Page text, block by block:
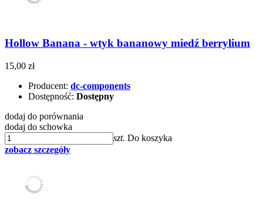
Hollow Banana - wtyk bananowy miedź berrylium
15,00 zł
Producent: dc-components
Dostępność: Dostępny
dodaj do porównania
dodaj do schowka
szt. Do koszyka
zobacz szczegóły